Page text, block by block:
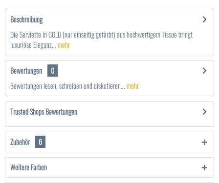
Beschreibung
Die Serviette in GOLD (nur einseitig gefärbt) aus hochwertigem Tissue bringt
luxuriöse Eleganz...mehr
Bewertungen
0
Bewertungen lesen, schreiben und diskutieren...mehr
Trusted Shops Bewertungen
Zubehör 6
Weitere Farben